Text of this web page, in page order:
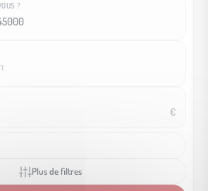
?
?
?
€
Plus de filtres